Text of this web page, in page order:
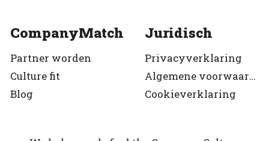
CompanyMatch
Partner worden
Culture fit
Blog
Juridisch
Privacyverklaring
Algemene voorwaarden
Cookieverklaring